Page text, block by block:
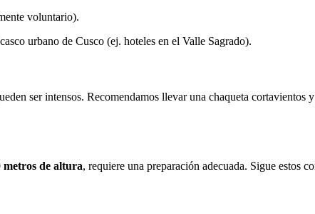
voluntario).
urbano de Cusco (ej. hoteles en el Valle Sagrado).
ser intensos. Recomendamos llevar una chaqueta cortavientos
metros de altura, requiere una preparación adecuada. Sigue estos